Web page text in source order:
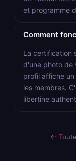
et programme
Comment
La certification
d'une photo de
profil affiche
les membres.
libertine
←